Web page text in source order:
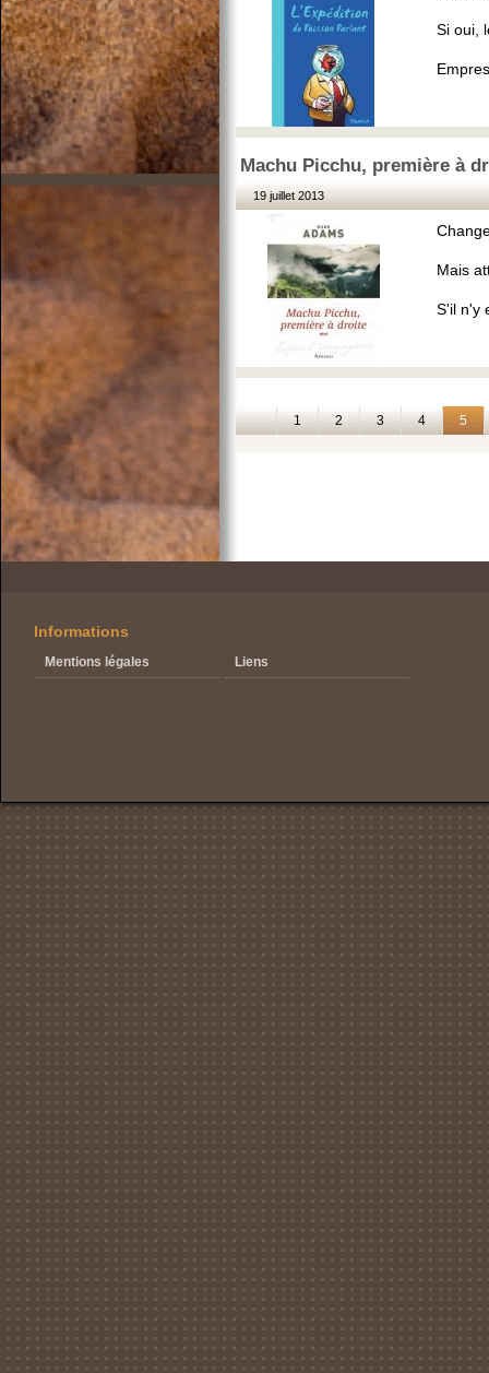
Si oui,
Machu Picchu, première à
19 juillet 2013
Mais
S'il n'y
1 2 3 4 5
Informations
Mentions légales Liens